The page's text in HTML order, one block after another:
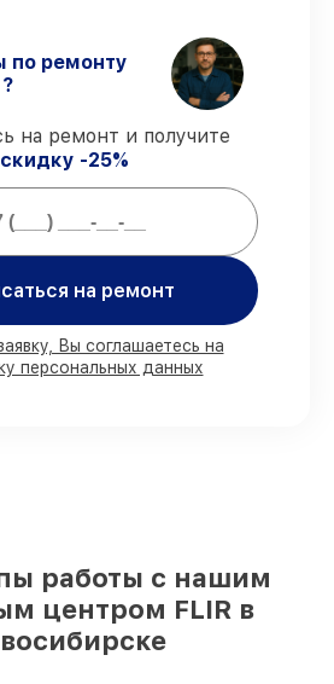
FLIR E8-XT строго по
гарантия
– все работы и
официальной
FLIR имеются на
остальные
быстро
по ремонту
на ремонт и получите
скидку -25%
на ремонт
Вы соглашаетесь на
персональных данных
работы с нашим
центром FLIR в